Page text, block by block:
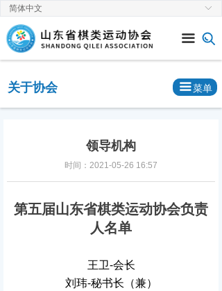
ꀅ
简体中文
끀
首页
关于协会
新闻中心
通知公告
棋类专栏
关于协会 끀菜单
时间： 2021-05-26 16:57
第五届山东省棋类运动协会负责
人名单
王卫-会长
刘玮-秘书长（兼）
领导机构